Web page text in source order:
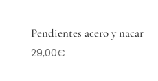
Pendientes acero y nacar
29,00€